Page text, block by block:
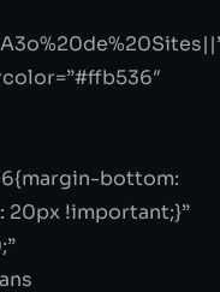
bottom:
!important;}”